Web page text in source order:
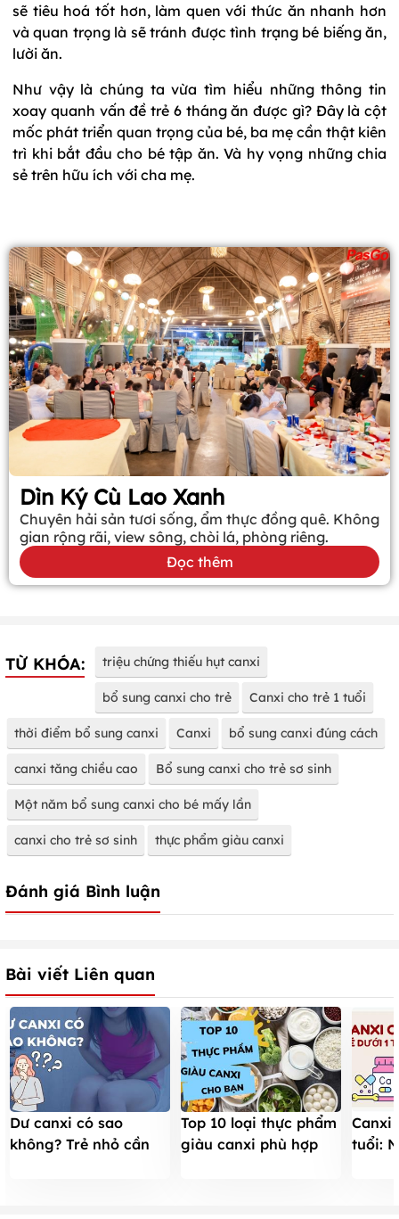
sẽ tiêu hoá tốt hơn, làm quen với thức ăn nhanh hơn
và quan trọng là sẽ tránh được tình trạng bé biếng ăn,
lười ăn.
Như vậy là chúng ta vừa tìm hiểu những thông tin
xoay quanh vấn đề trẻ 6 tháng ăn được gì? Đây là cột
mốc phát triển quan trọng của bé, ba mẹ cần thật kiên
trì khi bắt đầu cho bé tập ăn. Và hy vọng những chia
sẻ trên hữu ích với cha mẹ.
Dìn Ký Cù Lao Xanh
Chuyên hải sản tươi sống, ẩm thực đồng quê. Không
gian rộng rãi, view sông, chòi lá, phòng riêng.
Đọc thêm
TỪ KHÓA: triệu chứng thiếu hụt canxi
bổ sung canxi cho trẻ Canxi cho trẻ 1 tuổi
thời điểm bổ sung canxi Canxi bổ sung canxi đúng cách
canxi tăng chiều cao Bổ sung canxi cho trẻ sơ sinh
Một năm bổ sung canxi cho bé mấy lần
canxi cho trẻ sơ sinh thực phẩm giàu canxi
Đánh giá Bình luận
Bài viết Liên quan
Dư canxi có sao
không? Trẻ nhỏ cần
Top 10 loại thực phẩm
giàu canxi phù hợp
Canxi
tuổi: